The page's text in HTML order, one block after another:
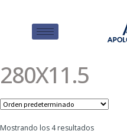
280X11.5
Mostrando los 4 resultados